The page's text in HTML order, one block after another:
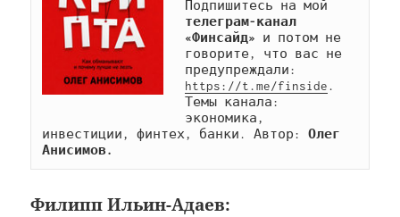
телеграм-канал
«Финсайд» и потом не
говорите, что вас не
https://t.me/finside .
Темы канала:
экономика,
инвестиции, финтех, банки. Автор: Олег
Анисимов.
Филипп Ильин-Адаев: